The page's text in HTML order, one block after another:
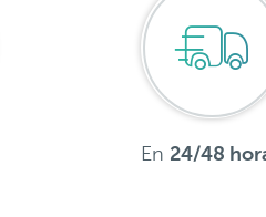
En 24/48